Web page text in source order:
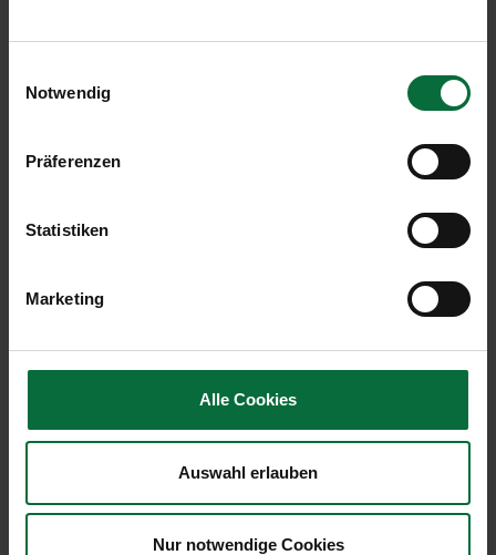
Notwendig
Präferenzen
Statistiken
Marketing
Alle Cookies
Auswahl erlauben
Nur notwendige Cookies